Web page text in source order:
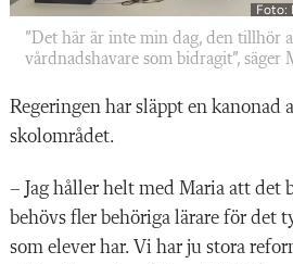
Foto:
”Det här är inte min dag, den tillhör
vårdnadshavare som bidragit”, säger
Regeringen har släppt en kanonad
skolområdet.
– Jag håller helt med Maria att det
behövs fler behöriga lärare för det
som elever har. Vi har ju stora